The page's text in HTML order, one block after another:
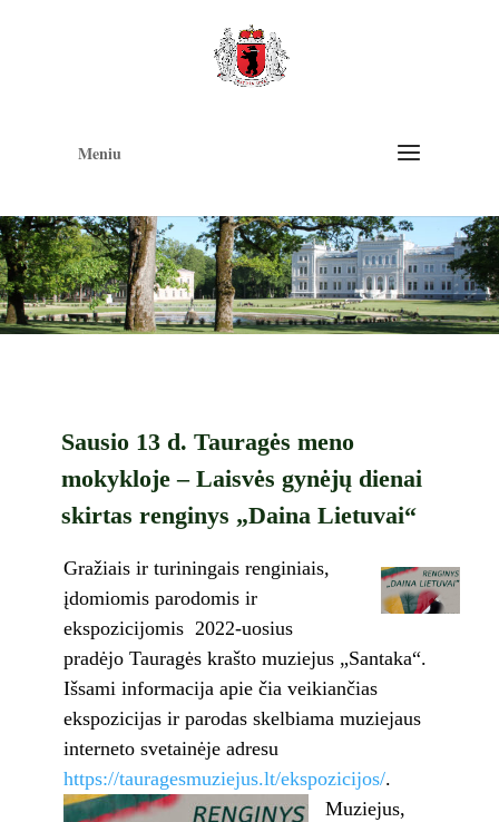
Meniu
Sausio 13 d. Tauragės meno
mokykloje – Laisvės gynėjų dienai
skirtas renginys „Daina Lietuvai“
Gražiais ir turiningais renginiais,
įdomiomis parodomis ir
ekspozicijomis 2022-uosius
pradėjo Tauragės krašto muziejus „Santaka“.
Išsami informacija apie čia veikiančias
ekspozicijas ir parodas skelbiama muziejaus
interneto svetainėje adresu
https://tauragesmuziejus.lt/ekspozicijos/.
Muziejus,